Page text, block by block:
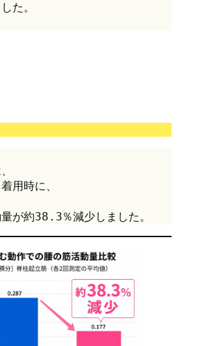
た。
用時に、
が約38.3％減少しました。